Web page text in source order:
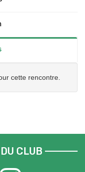
cette rencontre.
CLUB